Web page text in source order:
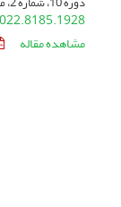
مشاهده مقاله